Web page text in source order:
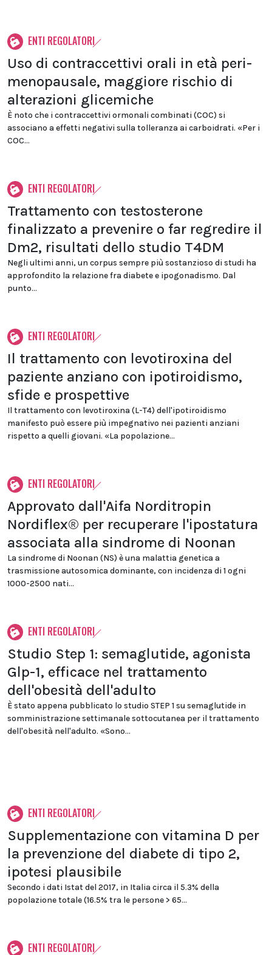
ENTI REGOLATORI
Uso di contraccettivi orali in età peri-
menopausale, maggiore rischio di
alterazioni glicemiche
È noto che i contraccettivi ormonali combinati (COC) si
associano a effetti negativi sulla tolleranza ai carboidrati. «Per i
COC...
ENTI REGOLATORI
Trattamento con testosterone
finalizzato a prevenire o far regredire il
Dm2, risultati dello studio T4DM
Negli ultimi anni, un corpus sempre più sostanzioso di studi ha
approfondito la relazione fra diabete e ipogonadismo. Dal
punto...
ENTI REGOLATORI
Il trattamento con levotiroxina del
paziente anziano con ipotiroidismo,
sfide e prospettive
Il trattamento con levotiroxina (L-T4) dell'ipotiroidismo
manifesto può essere più impegnativo nei pazienti anziani
rispetto a quelli giovani. «La popolazione...
ENTI REGOLATORI
Approvato dall'Aifa Norditropin
Nordiflex® per recuperare l'ipostatura
associata alla sindrome di Noonan
La sindrome di Noonan (NS) è una malattia genetica a
trasmissione autosomica dominante, con incidenza di 1 ogni
1000-2500 nati...
ENTI REGOLATORI
Studio Step 1: semaglutide, agonista
Glp-1, efficace nel trattamento
dell'obesità dell'adulto
È stato appena pubblicato lo studio STEP 1 su semaglutide in
somministrazione settimanale sottocutanea per il trattamento
dell'obesità nell'adulto. «Sono...
ENTI REGOLATORI
Supplementazione con vitamina D per
la prevenzione del diabete di tipo 2,
ipotesi plausibile
Secondo i dati Istat del 2017, in Italia circa il 5.3% della
popolazione totale (16.5% tra le persone > 65...
ENTI REGOLATORI